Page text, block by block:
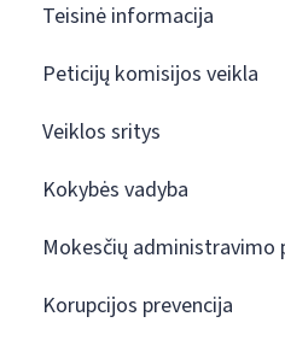
Teisinė informacija
Peticijų komisijos veikla
Veiklos sritys
Kokybės vadyba
Mokesčių administravimo
Korupcijos prevencija